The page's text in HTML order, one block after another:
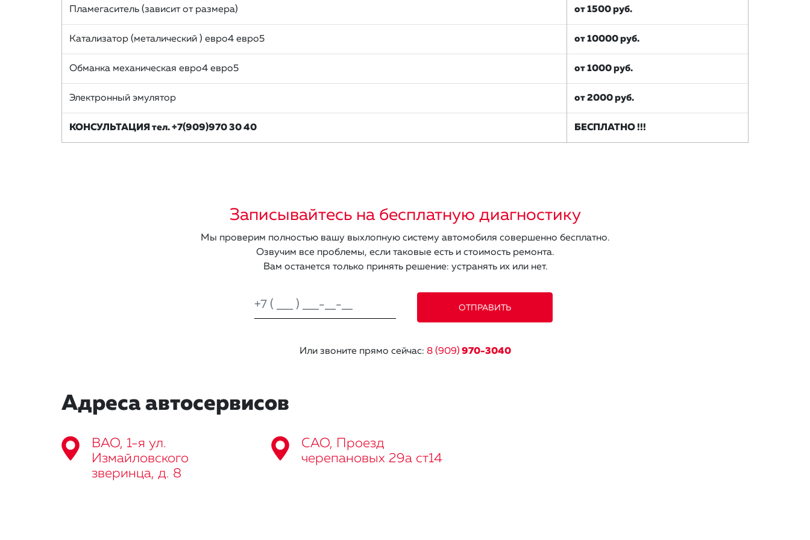
Пламегаситель (зависит от размера) от 1500 руб.
Катализатор (металический ) евро4 евро5 от 10000 руб.
Обманка механическая евро4 евро5 от 1000 руб.
Электронный эмулятор от 2000 руб.
КОНСУЛЬТАЦИЯ тел. +7(909)970 30 40 БЕСПЛАТНО !!!
Записывайтесь на бесплатную диагностику
Мы проверим полностью вашу выхлопную систему автомобиля совершенно бесплатно.
Озвучим все проблемы, если таковые есть и стоимость ремонта.
Вам останется только принять решение: устранять их или нет.
Или звоните прямо сейчас: 8 (909) 970-3040
Адреса автосервисов
ВАО, 1-я ул.
Измайловского
зверинца, д. 8
САО, Проезд
черепановых 29а ст14